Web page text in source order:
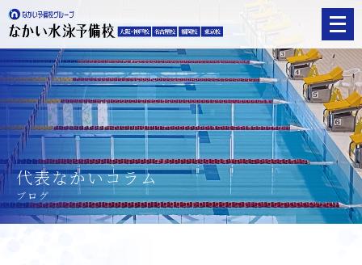
メ
ニ
ュ
ー
を
開
く
代表なかいコラム
ブログ